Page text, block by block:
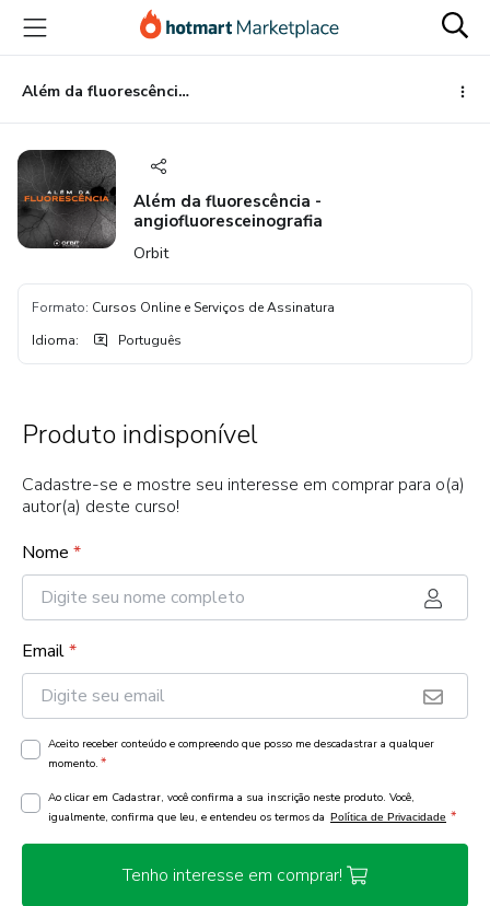
para
conteúdo
principal
para
pagamento
para
rodapé
Além da fluorescência - angiofluoresceinografia
Além da fluorescência -
angiofluoresceinografia
Orbit
Formato: Cursos Online e Serviços de Assinatura
Idioma: Português
Produto indisponível
Cadastre-se e mostre seu interesse em comprar para o(a)
autor(a) deste curso!
Nome *
Email*
Aceito receber conteúdo e compreendo que posso me descadastrar a qualquer
momento. *
Ao clicar em Cadastrar, você confirma a sua inscrição neste produto. Você,
igualmente, confirma que leu, e entendeu os termos da Política de Privacidade *
Tenho interesse em comprar!